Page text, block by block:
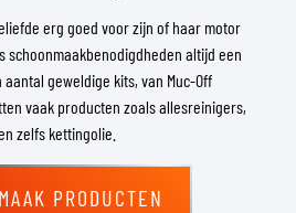
erg goed voor zijn of haar motor
schoonmaakbenodigdheden altijd een
geweldige kits, van Muc-Off
vaak producten zoals allesreinigers,
zelfs kettingolie.
PRODUCTEN